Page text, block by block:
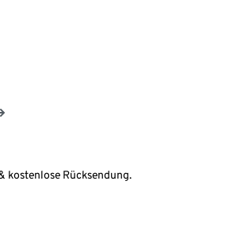
kostenlose Rücksendung.